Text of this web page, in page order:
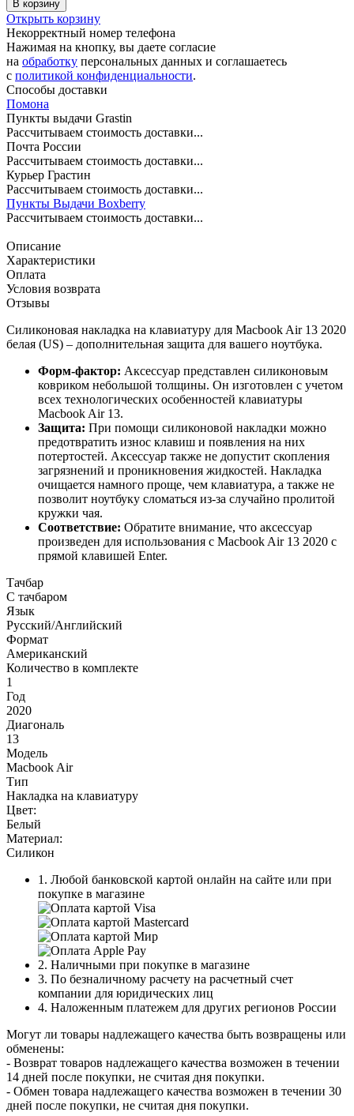
В корзину
Открыть корзину
Некорректный номер телефона
Нажимая на кнопку, вы даете согласие
на обработку персональных данных и соглашаетесь
c политикой конфиденциальности.
Способы доставки
Помона
Пункты выдачи Grastin
Рассчитываем стоимость доставки...
Почта России
Рассчитываем стоимость доставки...
Курьер Грастин
Рассчитываем стоимость доставки...
Пункты Выдачи Boxberry
Рассчитываем стоимость доставки...
Описание
Характеристики
Оплата
Условия возврата
Отзывы
Силиконовая накладка на клавиатуру для Macbook Air 13 2020
белая (US) – дополнительная защита для вашего ноутбука.
Форм-фактор: Аксессуар представлен силиконовым
ковриком небольшой толщины. Он изготовлен с учетом
всех технологических особенностей клавиатуры
Macbook Air 13.
Защита: При помощи силиконовой накладки можно
предотвратить износ клавиш и появления на них
потертостей. Аксессуар также не допустит скопления
загрязнений и проникновения жидкостей. Накладка
очищается намного проще, чем клавиатура, а также не
позволит ноутбуку сломаться из-за случайно пролитой
кружки чая.
Соответствие: Обратите внимание, что аксессуар
произведен для использования с Macbook Air 13 2020 с
прямой клавишей Enter.
Тачбар
С тачбаром
Язык
Русский/Английский
Формат
Американский
Количество в комплекте
1
Год
2020
Диагональ
13
Модель
Macbook Air
Тип
Накладка на клавиатуру
Цвет:
Белый
Материал:
Силикон
1. Любой банковской картой онлайн на сайте или при
покупке в магазине
2. Наличными при покупке в магазине
3. По безналичному расчету на расчетный счет
компании для юридических лиц
4. Наложенным платежем для других регионов России
Могут ли товары надлежащего качества быть возвращены или
обменены:
- Возврат товаров надлежащего качества возможен в течении
14 дней после покупки, не считая дня покупки.
- Обмен товара надлежащего качества возможен в течении 30
дней после покупки, не считая дня покупки.